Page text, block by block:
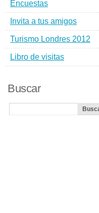
Encuestas
Invita a tus amigos
Turismo Londres 2012
Libro de visitas
Buscar